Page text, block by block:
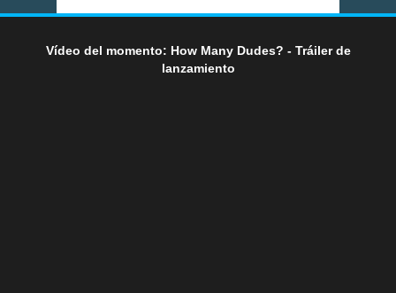
Vídeo del momento: How Many Dudes? - Tráiler de
lanzamiento